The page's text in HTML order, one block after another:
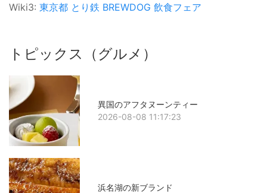
Wiki3: 東京都 とり鉄 BREWDOG 飲食フェア
トピックス（グルメ）
異国のアフタヌーンティー
2026-08-08 11:17:23
浜名湖の新ブランド